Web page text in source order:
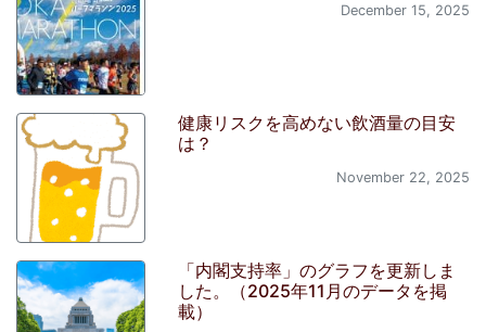
December 15, 2025
健康リスクを高めない飲酒量の目安
は？
November 22, 2025
「内閣支持率」のグラフを更新しま
した。（2025年11月のデータを掲
載）